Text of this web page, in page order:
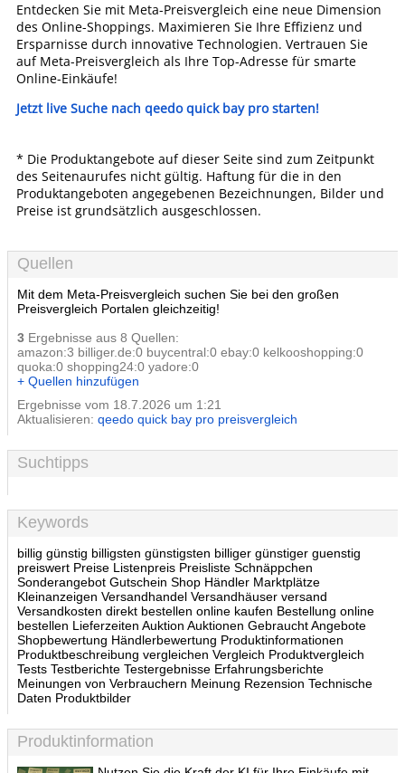
Entdecken Sie mit Meta-Preisvergleich eine neue Dimension
des Online-Shoppings. Maximieren Sie Ihre Effizienz und
Ersparnisse durch innovative Technologien. Vertrauen Sie
auf Meta-Preisvergleich als Ihre Top-Adresse für smarte
Online-Einkäufe!
Jetzt live Suche nach qeedo quick bay pro starten!
* Die Produktangebote auf dieser Seite sind zum Zeitpunkt
des Seitenaurufes nicht gültig. Haftung für die in den
Produktangeboten angegebenen Bezeichnungen, Bilder und
Preise ist grundsätzlich ausgeschlossen.
Quellen
Mit dem Meta-Preisvergleich suchen Sie bei den großen
Preisvergleich Portalen gleichzeitig!
3 Ergebnisse aus 8 Quellen:
amazon:3 billiger.de:0 buycentral:0 ebay:0 kelkooshopping:0
quoka:0 shopping24:0 yadore:0
+ Quellen hinzufügen
Ergebnisse vom 18.7.2026 um 1:21
Aktualisieren: qeedo quick bay pro preisvergleich
Suchtipps
Keywords
billig günstig billigsten günstigsten billiger günstiger guenstig
preiswert Preise Listenpreis Preisliste Schnäppchen
Sonderangebot Gutschein Shop Händler Marktplätze
Kleinanzeigen Versandhandel Versandhäuser versand
Versandkosten direkt bestellen online kaufen Bestellung online
bestellen Lieferzeiten Auktion Auktionen Gebraucht Angebote
Shopbewertung Händlerbewertung Produktinformationen
Produktbeschreibung vergleichen Vergleich Produktvergleich
Tests Testberichte Testergebnisse Erfahrungsberichte
Meinungen von Verbrauchern Meinung Rezension Technische
Daten Produktbilder
Produktinformation